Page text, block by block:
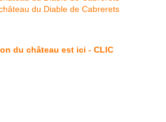
du château est ici - CLIC